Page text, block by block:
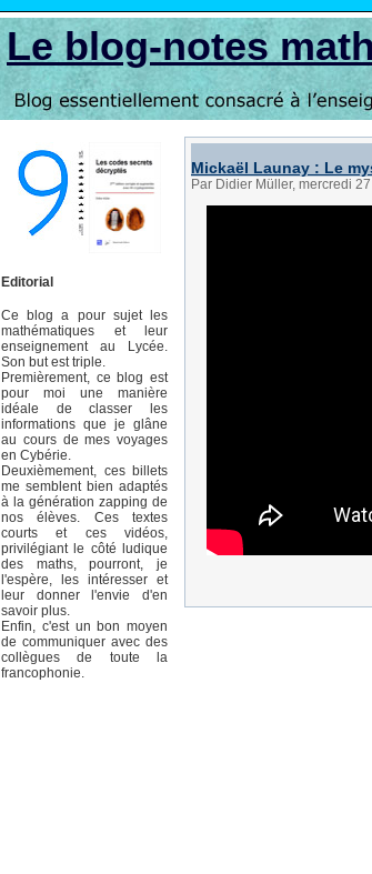
Le blog-notes
Editorial
Ce blog a pour sujet les
mathématiques et leur
enseignement au Lycée.
Son but est triple.
Premièrement, ce blog est
pour moi une manière
idéale de classer les
informations que je glâne
au cours de mes voyages
en Cybérie.
Deuxièmement, ces billets
me semblent bien adaptés
à la génération zapping de
nos élèves. Ces textes
courts et ces vidéos,
privilégiant le côté ludique
des maths, pourront, je
l'espère, les intéresser et
leur donner l'envie d'en
savoir plus.
Enfin, c'est un bon moyen
de communiquer avec des
collègues de toute la
francophonie.
Mickaël Launay : Le
Par Didier Müller, mercredi